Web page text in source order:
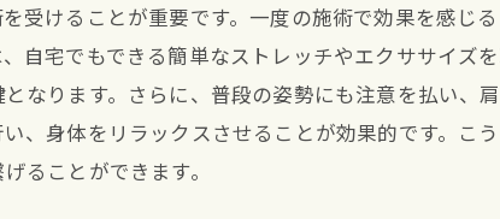
十肩改善に向けた整体の効果的活用方法
然治癒力を引き出す整体施術の重要性
整体で健康を取り戻し五十肩を克服
体による自然治癒力の向上とその利点
受けることが重要です。一度の施術で効果を感じ
自宅でもできる簡単なストレッチやエクササイズ
なります。さらに、普段の姿勢にも注意を払い、
、身体をリラックスさせることが効果的です。こ
ることができます。